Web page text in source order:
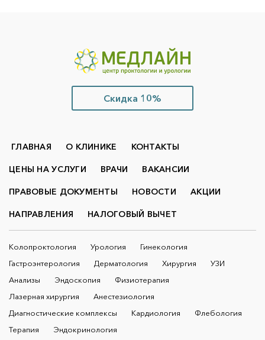
Скидка 10%
ГЛАВНАЯ О КЛИНИКЕ КОНТАКТЫ
ЦЕНЫ НА УСЛУГИ ВРАЧИ ВАКАНСИИ
ПРАВОВЫЕ ДОКУМЕНТЫ НОВОСТИ АКЦИИ
НАПРАВЛЕНИЯ НАЛОГОВЫЙ ВЫЧЕТ
Колопроктология Урология
Гинекология
Гастроэнтерология
Дерматология Хирургия
УЗИ
Анализы
Эндоскопия
Физиотерапия
Лазерная хирургия
Анестезиология
Диагностические комплексы
Кардиология
Флебология
Терапия
Эндокринология